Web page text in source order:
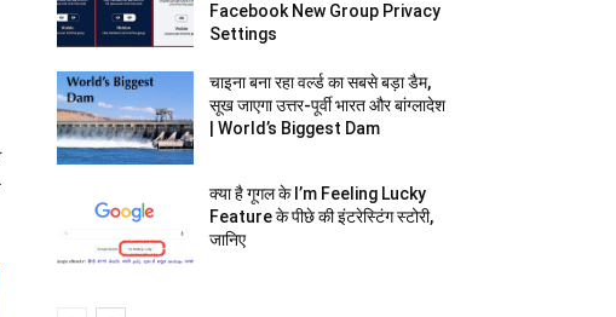
Facebook New Group Privacy
Settings
चाइना बना रहा वर्ल्ड का सबसे बड़ा डैम,
सूख जाएगा उत्तर-पूर्वी भारत और बांग्‍लादेश
| World’s Biggest Dam
क्या है गूगल के I’m Feeling Lucky
Feature के पीछे की इंटरेस्टिंग स्टोरी,
जानिए